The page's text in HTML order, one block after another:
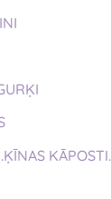
KĀPOSTI.